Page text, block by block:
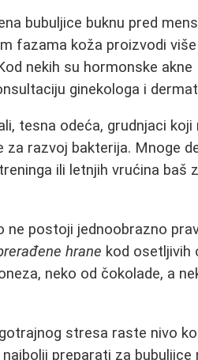
bubuljice buknu pred
fazama koža proizvodi više
nekih su hormonske akne
ginekologa i
tesna odeća, grudnjaci koji
za razvoj bakterija. Mnoge
ili letnjih vrućina baš
ne postoji jednoobrazno
hrane kod osetljivih
neko od čokolade, a
stresa raste nivo
preparati za bubuljice